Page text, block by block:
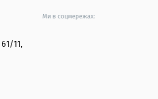
61/11,
Ми в соцмережах: